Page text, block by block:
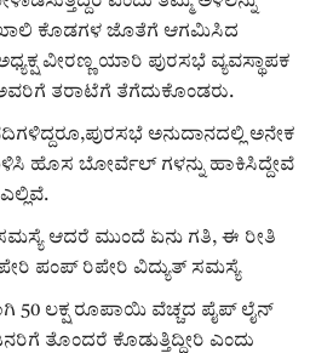
ಕೊಡಗಳ ಜೊತೆಗೆ ಆಗಮಿಸಿದ
ವೀರಣ್ಣ ಯಾರಿ ಪುರಸಭೆ ವ್ಯವಸ್ಥಾಪಕ
ತರಾಟೆಗೆ ತೆಗೆದುಕೊಂಡರು.
ಅನುದಾನದಲ್ಲಿ ಅನೇಕ
ಹೊಸ ಬೋರ್ವೆಲ್ ಗಳನ್ನು ಹಾಕಿಸಿದ್ದೇವೆ
ಆದರೆ ಮುಂದೆ ಏನು ಗತಿ, ಈ ರೀತಿ
ಪಂಪ್ ರಿಪೇರಿ ವಿದ್ಯುತ್ ಸಮಸ್ಯೆ
ಲಕ್ಷ ರೂಪಾಯಿ ವೆಚ್ಚದ ಪೈಪ್ ಲೈನ್
ತೊಂದರೆ ಕೊಡುತ್ತಿದ್ದೀರಿ ಎಂದು